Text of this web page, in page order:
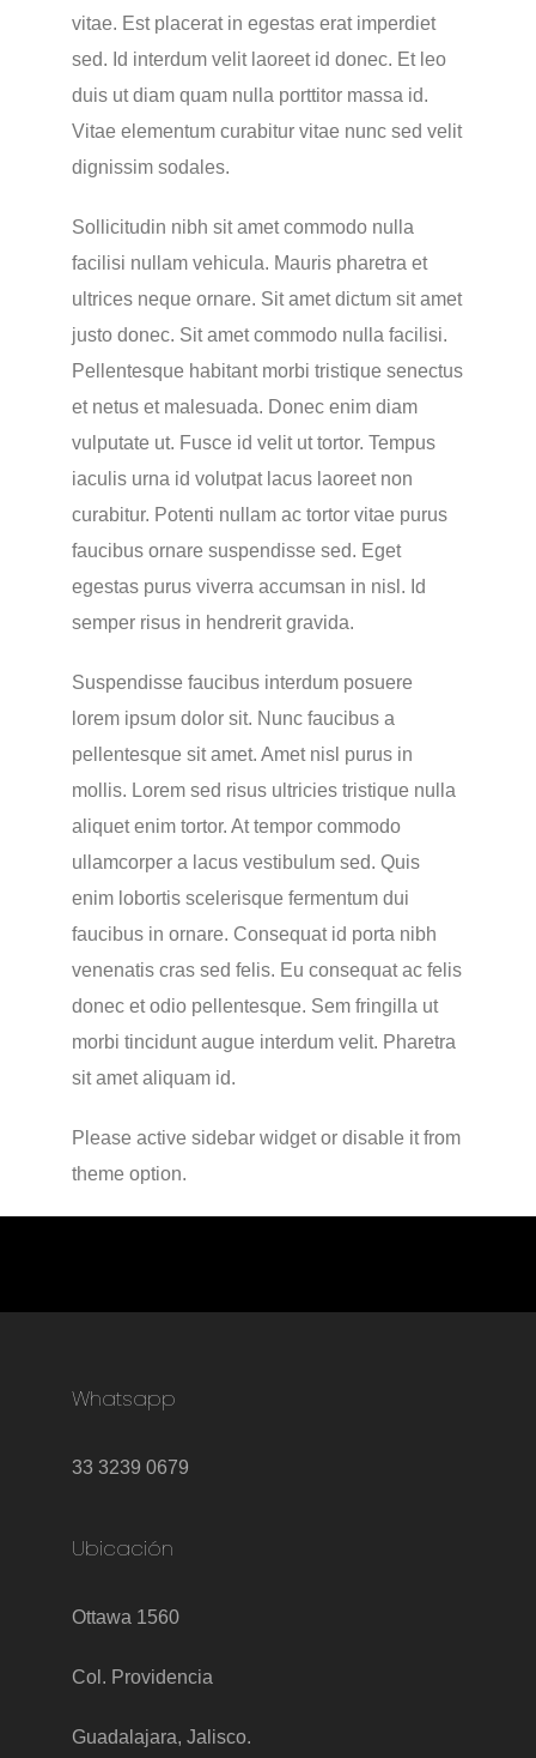
vitae. Est placerat in egestas erat imperdiet
sed. Id interdum velit laoreet id donec. Et leo
duis ut diam quam nulla porttitor massa id.
Vitae elementum curabitur vitae nunc sed velit
dignissim sodales.
Sollicitudin nibh sit amet commodo nulla
facilisi nullam vehicula. Mauris pharetra et
ultrices neque ornare. Sit amet dictum sit amet
justo donec. Sit amet commodo nulla facilisi.
Pellentesque habitant morbi tristique senectus
et netus et malesuada. Donec enim diam
vulputate ut. Fusce id velit ut tortor. Tempus
iaculis urna id volutpat lacus laoreet non
curabitur. Potenti nullam ac tortor vitae purus
faucibus ornare suspendisse sed. Eget
egestas purus viverra accumsan in nisl. Id
semper risus in hendrerit gravida.
Suspendisse faucibus interdum posuere
lorem ipsum dolor sit. Nunc faucibus a
pellentesque sit amet. Amet nisl purus in
mollis. Lorem sed risus ultricies tristique nulla
aliquet enim tortor. At tempor commodo
ullamcorper a lacus vestibulum sed. Quis
enim lobortis scelerisque fermentum dui
faucibus in ornare. Consequat id porta nibh
venenatis cras sed felis. Eu consequat ac felis
donec et odio pellentesque. Sem fringilla ut
morbi tincidunt augue interdum velit. Pharetra
sit amet aliquam id.
Please active sidebar widget or disable it from
theme option.
Whatsapp
33 3239 0679
Ubicación
Ottawa 1560
Col. Providencia
Guadalajara, Jalisco.